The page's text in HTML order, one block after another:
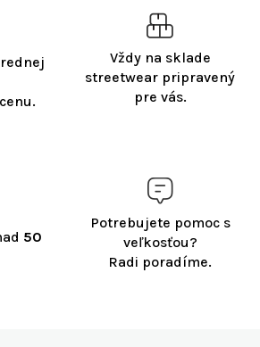
Vždy na sklade
streetwear pripravený
pre vás.
50
Potrebujete pomoc s
veľkosťou?
Radi poradíme.